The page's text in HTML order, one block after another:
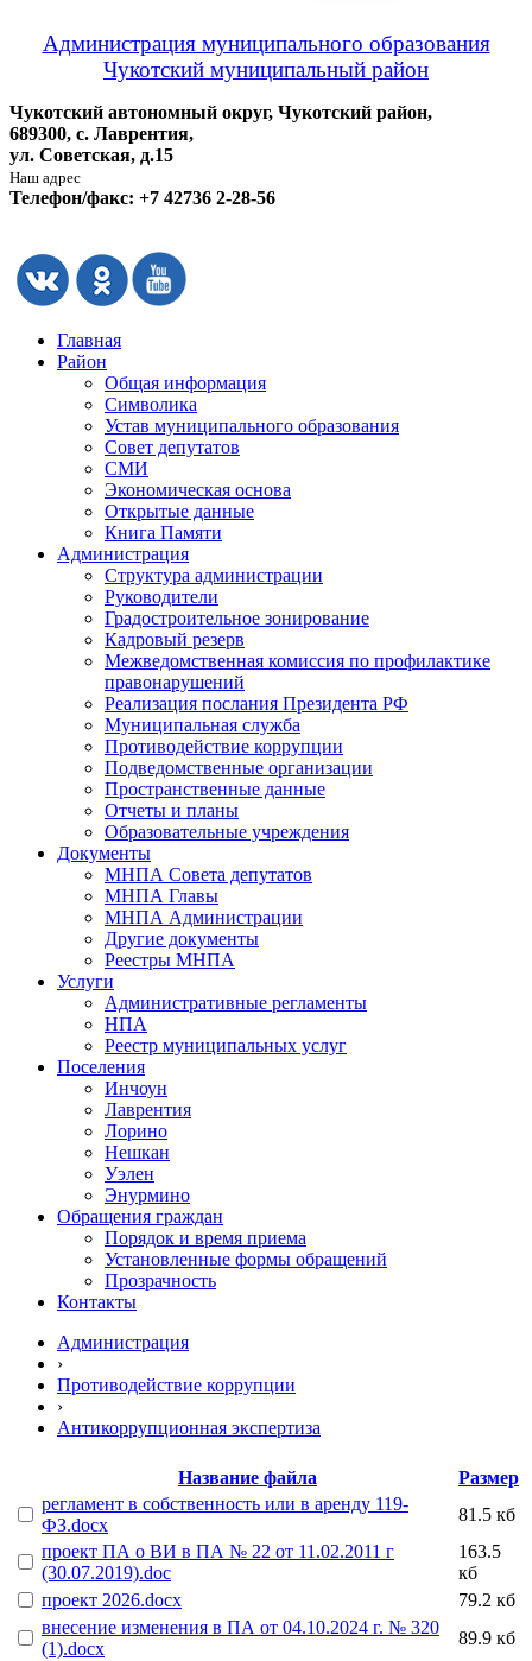
Администрация муниципального образования
Чукотский муниципальный район
Чукотский автономный округ, Чукотский район,
689300, с. Лаврентия,
ул. Советская, д.15
Наш адрес
Телефон/факс: +7 42736 2-28-56
Главная
Район
Общая информация
Символика
Устав муниципального образования
Совет депутатов
СМИ
Экономическая основа
Открытые данные
Книга Памяти
Администрация
Структура администрации
Руководители
Градостроительное зонирование
Кадровый резерв
Межведомственная комиссия по профилактике
правонарушений
Реализация послания Президента РФ
Муниципальная служба
Противодействие коррупции
Подведомственные организации
Пространственные данные
Отчеты и планы
Образовательные учреждения
Документы
МНПА Совета депутатов
МНПА Главы
МНПА Администрации
Другие документы
Реестры МНПА
Услуги
Административные регламенты
НПА
Реестр муниципальных услуг
Поселения
Инчоун
Лаврентия
Лорино
Нешкан
Уэлен
Энурмино
Обращения граждан
Порядок и время приема
Установленные формы обращений
Прозрачность
Контакты
Администрация
›
Противодействие коррупции
›
Антикоррупционная экспертиза
Название файла
Размер
регламент в собственность или в аренду 119-
ФЗ.docx
81.5 кб
проект ПА о ВИ в ПА № 22 от 11.02.2011 г
(30.07.2019).doc
163.5
кб
проект 2026.docx
79.2 кб
внесение изменения в ПА от 04.10.2024 г. № 320
(1).docx
89.9 кб